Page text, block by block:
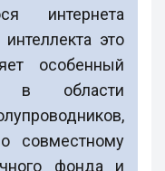
интернета
это
особенный
в области
совместному
фонда и